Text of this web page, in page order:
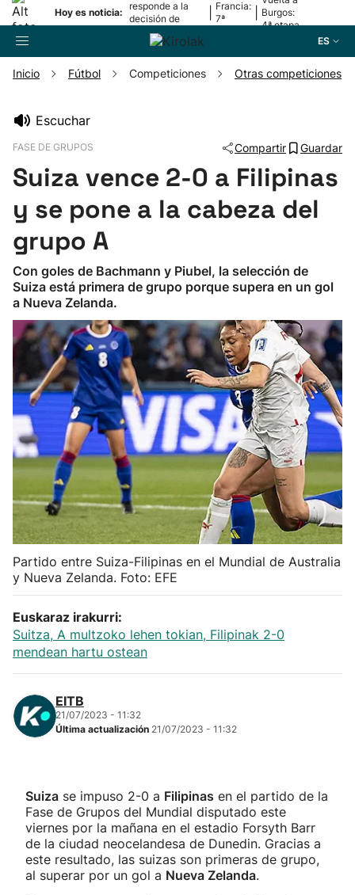
Hoy es noticia:
responde a la
decisión de
Oriamendi
Francia:
7ª
Burgos:
4ª etapa
ES
Pelota
Remo
Baloncesto
Ciclismo
Herri-kirolak
Balonmano
Kirolak 360
Atletismo
Carreras de montaña
Más deportes
"Helmuga"
Inicio Fútbol Competiciones Otras competiciones
Escuchar
FASE DE GRUPOS Compartir Guardar
Suiza vence 2-0 a Filipinas
y se pone a la cabeza del
grupo A
Con goles de Bachmann y Piubel, la selección de
Suiza está primera de grupo porque supera en un gol
a Nueva Zelanda.
Partido entre Suiza-Filipinas en el Mundial de Australia
y Nueva Zelanda. Foto: EFE
Euskaraz irakurri:
Suitza, A multzoko lehen tokian, Filipinak 2-0
mendean hartu ostean
EITB
21/07/2023 - 11:32
Última actualización 21/07/2023 - 11:32
Suiza se impuso 2-0 a Filipinas en el partido de la
Fase de Grupos del Mundial disputado este
viernes por la mañana en el estadio Forsyth Barr
de la ciudad neocelandesa de Dunedin. Gracias a
este resultado, las suizas son primeras de grupo,
al superar por un gol a Nueva Zelanda.